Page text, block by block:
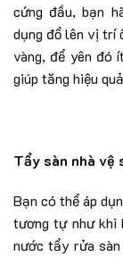
cứng đầu, bạn
dụng đổ lên vị trí
vàng, để yên đó
giúp tăng hiệu
Tẩy sàn nhà vệ
Bạn có thể áp
tương tự như khi
nước tẩy rửa